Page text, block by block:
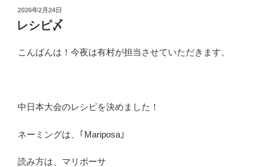
投
稿
日:
2026年2月24日
レシピ〆
こんばんは！今夜は有村が担当させていただきます。
中日本大会のレシピを決めました！
ネーミングは、｢Mariposa｣
読み方は、マリポーサ